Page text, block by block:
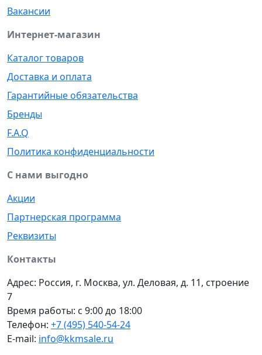
Вакансии
Интернет-магазин
Каталог товаров
Доставка и оплата
Гарантийные обязательства
Бренды
F.A.Q
Политика конфиденциальности
С нами выгодно
Акции
Партнерская программа
Реквизиты
Контакты
Адрес: Россия, г. Москва, ул. Деловая, д. 11, строение
7
Время работы: с 9:00 до 18:00
Телефон: +7 (495) 540-54-24
E-mail: info@kkmsale.ru